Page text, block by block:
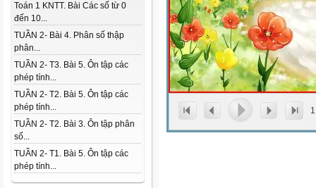
Toán 1 KNTT. Bài Các số từ 0
đến 10...
TUẦN 2- Bài 4. Phân số thập
phân...
TUẦN 2- T3. Bài 5. Ôn tập các
phép tính...
TUẦN 2- T2. Bài 5. Ôn tập các
phép tính...
TUẦN 2- T2. Bài 3. Ôn tập phân
số...
TUẦN 2- T1. Bài 5. Ôn tập các
phép tính...
1